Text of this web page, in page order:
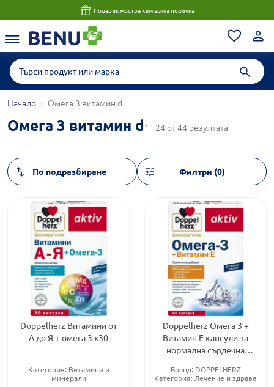
Подарък мостра към всяка поръчка
Начало Омега 3 витамин d
Омега 3 витамин d1 - 24 от 44 резултата
Филтри (0)
Doppelherz Витамини от
А до Я + омега 3 х30
Категория: Витамини и
минерали
Doppelherz Омега 3 +
Витамин Е капсули за
нормална сърдечна
холестерол х60
Бранд: DOPPELHERZ
Категория: Лечение и здраве